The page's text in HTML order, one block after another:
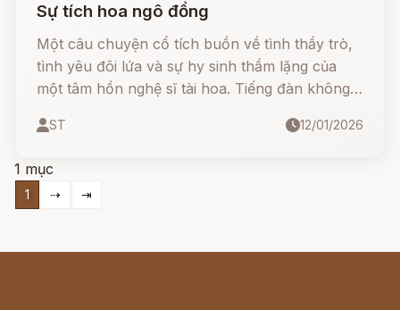
Sự tích hoa ngô đồng
Một câu chuyện cổ tích buồn về tình thầy trò,
tình yêu đôi lứa và sự hy sinh thầm lặng của
một tâm hồn nghệ sĩ tài hoa. Tiếng đàn không
người thầy dành cho những học trò ưu tú và
ST 12/01/2026
1 mục
1 ⇢ ⇥